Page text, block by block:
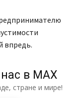
впредь.
в МАХ
стране и мире!